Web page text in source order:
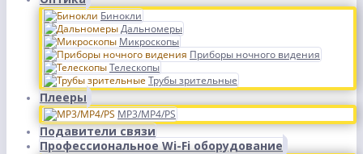
Бинокли
Дальномеры
Микроскопы
Приборы ночного видения
Телескопы
Трубы зрительные
Плееры
MP3/MP4/PS
Подавители связи
Профессиональное Wi-Fi оборудование